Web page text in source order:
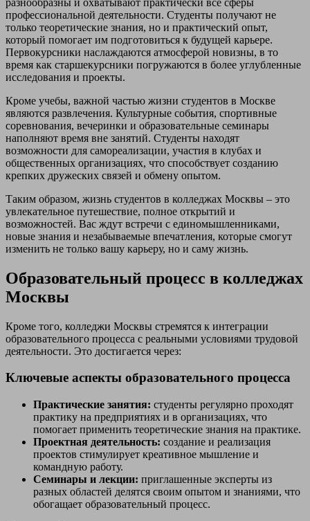
профессиональной деятельности. Студенты получают не
только теоретические знания, но и практический опыт,
который помогает им подготовиться к будущей карьере.
Первокурсники наслаждаются атмосферой новизны, в то
время как старшекурсники погружаются в более углубленные
исследования и проекты.
Кроме учебы, важной частью жизни студентов в Москве
являются развлечения. Культурные события, спортивные
соревнования, вечеринки и образовательные семинары
наполняют время вне занятий. Студенты находят
возможности для самореализации, участия в клубах и
общественных организациях, что способствует созданию
крепких дружеских связей и обмену опытом.
Таким образом, жизнь студентов в колледжах Москвы – это
увлекательное путешествие, полное открытий и
возможностей. Вас ждут встречи с единомышленниками,
новые знания и незабываемые впечатления, которые смогут
изменить не только вашу карьеру, но и саму жизнь.
Образовательный процесс в колледжах
Москвы
Кроме того, колледжи Москвы стремятся к интеграции
образовательного процесса с реальными условиями трудовой
деятельности. Это достигается через:
Ключевые аспекты образовательного процесса
Практические занятия: студенты регулярно проходят
практику на предприятиях и в организациях, что
помогает применить теоретические знания на практике.
Проектная деятельность: создание и реализация
проектов стимулирует креативное мышление и
командную работу.
Семинары и лекции: приглашенные эксперты из
разных областей делятся своим опытом и знаниями, что
обогащает образовательный процесс.